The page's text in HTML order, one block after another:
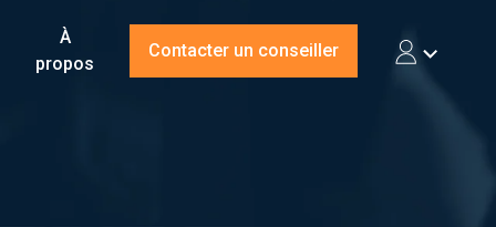
À
propos
Contacter un conseiller